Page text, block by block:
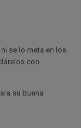
se lo meta en los
con
su buena